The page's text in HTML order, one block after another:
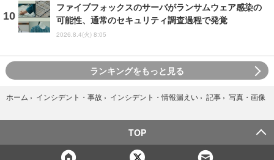
ファイブフォックスのサーバがランサムウェア感染の
可能性、通常のセキュリティ調査過程で発覚
2026.8.4(火) 8:05
ランキングをもっと見る
ホーム › インシデント・事故 › インシデント・情報漏えい › 記事 › 写真・画像
TOP